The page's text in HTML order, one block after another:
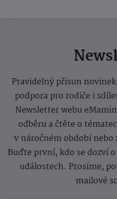
Pravidelný přísun
podpora pro rodiče i
Newsletter webu
odběru a čtěte o
v náročném období
Buďte první, kdo se dozví
událostech. Prosíme,
mailové